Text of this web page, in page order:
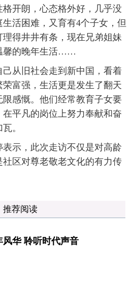
格开朗，心态格外好，几乎没
活困难，又育有4个子女，但
得井井有条，现在兄弟姐妹
馨的晚年生活……
从旧社会走到新中国，看着
富强，生活更是发生了翻天
感慨。他们经常教育子女要
平凡的岗位上努力奉献和奋
。
示，此次走访不仅是对高龄
区对尊老敬老文化的有力传
推荐阅读
华 聆听时代声音